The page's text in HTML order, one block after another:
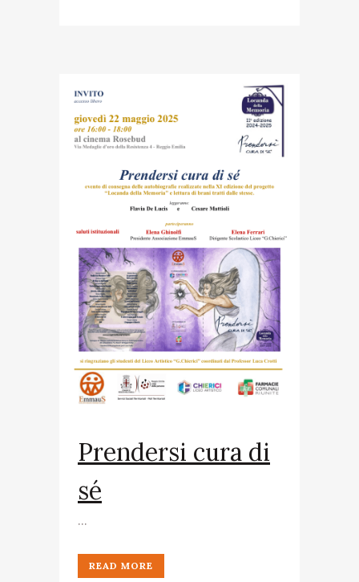
Prendersi cura di
sé
...
READ MORE